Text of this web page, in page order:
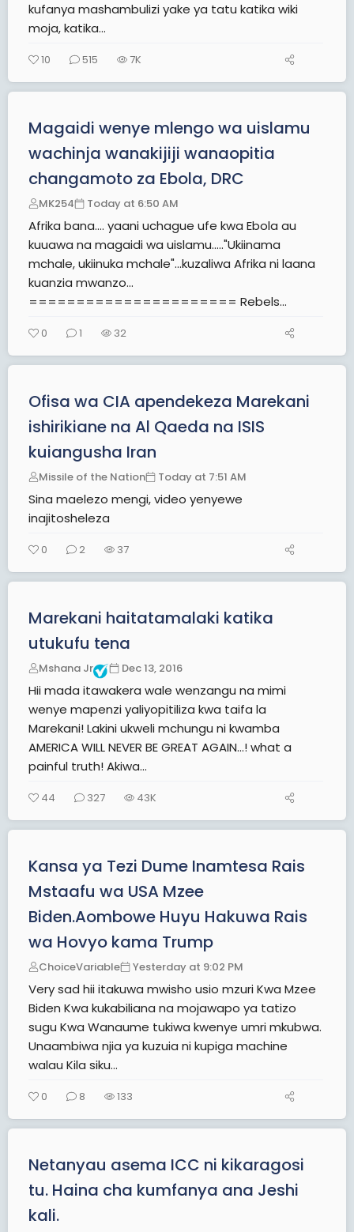
kufanya mashambulizi yake ya tatu katika wiki
moja, katika...
10 515 7K
Magaidi wenye mlengo wa uislamu
wachinja wanakijiji wanaopitia
changamoto za Ebola, DRC
MK254 Today at 6:50 AM
Afrika bana.... yaani uchague ufe kwa Ebola au
kuuawa na magaidi wa uislamu....."Ukiinama
mchale, ukiinuka mchale"...kuzaliwa Afrika ni laana
kuanzia mwanzo...
====================== Rebels...
0 1 32
Ofisa wa CIA apendekeza Marekani
ishirikiane na Al Qaeda na ISIS
kuiangusha Iran
Missile of the Nation Today at 7:51 AM
Sina maelezo mengi, video yenyewe
inajitosheleza
0 2 37
Marekani haitatamalaki katika
utukufu tena
Mshana Jr Dec 13, 2016
Hii mada itawakera wale wenzangu na mimi
wenye mapenzi yaliyopitiliza kwa taifa la
Marekani! Lakini ukweli mchungu ni kwamba
AMERICA WILL NEVER BE GREAT AGAIN...! what a
painful truth! Akiwa...
44 327 43K
Kansa ya Tezi Dume Inamtesa Rais
Mstaafu wa USA Mzee
Biden.Aombowe Huyu Hakuwa Rais
wa Hovyo kama Trump
ChoiceVariable Yesterday at 9:02 PM
Very sad hii itakuwa mwisho usio mzuri Kwa Mzee
Biden Kwa kukabiliana na mojawapo ya tatizo
sugu Kwa Wanaume tukiwa kwenye umri mkubwa.
Unaambiwa njia ya kuzuia ni kupiga machine
walau Kila siku...
0 8 133
Netanyau asema ICC ni kikaragosi
tu. Haina cha kumfanya ana Jeshi
kali.